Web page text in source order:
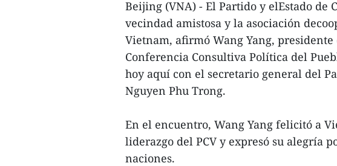
Beijing (VNA) - El Partido y elEstado de
vecindad amistosa y la asociación
Vietnam, afirmó Wang Yang,
Conferencia Consultiva Política del
hoy aquí con el secretario general del
Nguyen Phu Trong.
En el encuentro, Wang Yang felicitó a
liderazgo del PCV y expresó su alegría
naciones.